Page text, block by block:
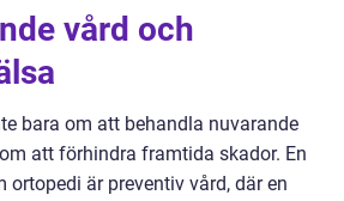
vård och
bara om att behandla nuvarande
att förhindra framtida skador. En
ortopedi är preventiv vård, där en